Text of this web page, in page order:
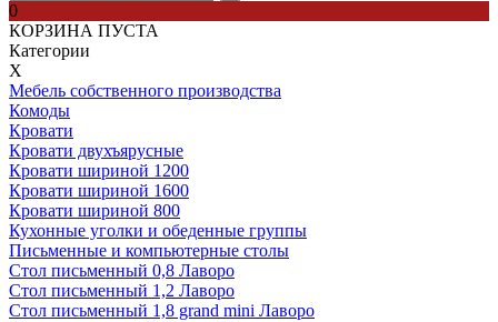
0
КОРЗИНА ПУСТА
Категории
Х
Мебель собственного производства
Комоды
Кровати
Кровати двухъярусные
Кровати шириной 1200
Кровати шириной 1600
Кровати шириной 800
Кухонные уголки и обеденные группы
Письменные и компьютерные столы
Стол письменный 0,8 Лаворо
Стол письменный 1,2 Лаворо
Стол письменный 1,8 grand mini Лаворо